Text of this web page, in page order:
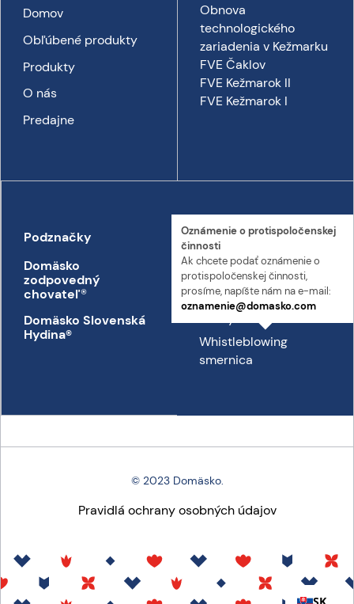
Domov
Obľúbené produkty
Produkty
O nás
Predajne
Obnova
technologického
zariadenia v Kežmarku
FVE Čaklov
FVE Kežmarok II
FVE Kežmarok I
Podznačky
Domäsko
zodpovedný
chovateľ®
Domäsko Slovenská
Hydina®
Kontakt
Kontakt
Prepravný poriadok
Oznámenie o proti­spoločenskej
činnosti
Ak chcete podať oznámenie o
proti­spoločenskej činnosti,
prosíme, napíšte nám na e-mail:
oznamenie@domasko.com
Whistleblowing
smernica
© 2023 Domäsko.
Pravidlá ochrany osobných údajov
SK